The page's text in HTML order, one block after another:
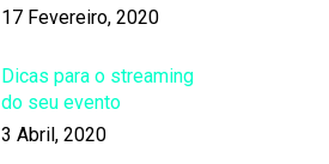
17 Fevereiro, 2020
Dicas para o streaming
do seu evento
3 Abril, 2020